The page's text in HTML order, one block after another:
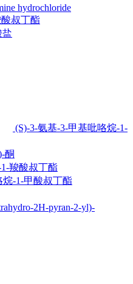
hydrochloride
叔丁酯
盐
(S)-3-氨基-3-甲基吡咯烷-1-
酮
羧酸叔丁酯
烷-1-甲酸叔丁酯
2H-pyran-2-yl)-